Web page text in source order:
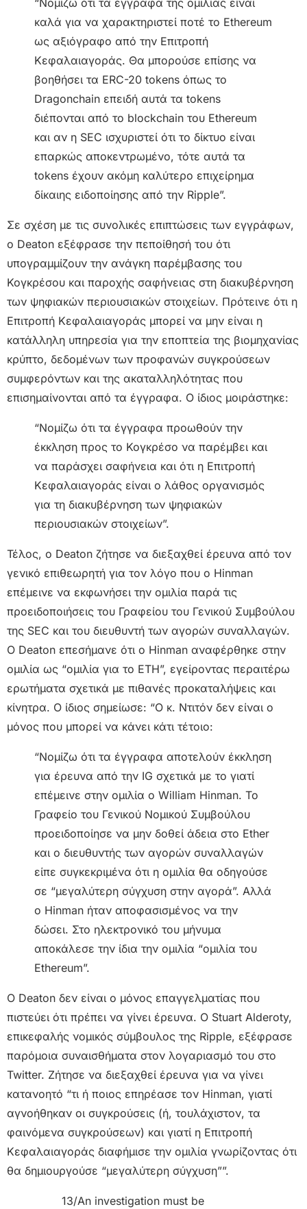
“Νομίζω ότι τα έγγραφα της ομιλίας είναι
καλά για να χαρακτηριστεί ποτέ το Ethereum
ως αξιόγραφο από την Επιτροπή
Κεφαλαιαγοράς. Θα μπορούσε επίσης να
βοηθήσει τα ERC-20 tokens όπως το
Dragonchain επειδή αυτά τα tokens
διέπονται από το blockchain του Ethereum
και αν η SEC ισχυριστεί ότι το δίκτυο είναι
επαρκώς αποκεντρωμένο, τότε αυτά τα
tokens έχουν ακόμη καλύτερο επιχείρημα
δίκαιης ειδοποίησης από την Ripple”.
Σε σχέση με τις συνολικές επιπτώσεις των εγγράφων,
ο Deaton εξέφρασε την πεποίθησή του ότι
υπογραμμίζουν την ανάγκη παρέμβασης του
Κογκρέσου και παροχής σαφήνειας στη διακυβέρνηση
των ψηφιακών περιουσιακών στοιχείων. Πρότεινε ότι η
Επιτροπή Κεφαλαιαγοράς μπορεί να μην είναι η
κατάλληλη υπηρεσία για την εποπτεία της βιομηχανίας
κρύπτο, δεδομένων των προφανών συγκρούσεων
συμφερόντων και της ακαταλληλότητας που
επισημαίνονται από τα έγγραφα. Ο ίδιος μοιράστηκε:
“Νομίζω ότι τα έγγραφα προωθούν την
έκκληση προς το Κογκρέσο να παρέμβει και
να παράσχει σαφήνεια και ότι η Επιτροπή
Κεφαλαιαγοράς είναι ο λάθος οργανισμός
για τη διακυβέρνηση των ψηφιακών
περιουσιακών στοιχείων”.
Τέλος, ο Deaton ζήτησε να διεξαχθεί έρευνα από τον
γενικό επιθεωρητή για τον λόγο που ο Hinman
επέμεινε να εκφωνήσει την ομιλία παρά τις
προειδοποιήσεις του Γραφείου του Γενικού Συμβούλου
της SEC και του διευθυντή των αγορών συναλλαγών.
Ο Deaton επεσήμανε ότι ο Hinman αναφέρθηκε στην
ομιλία ως “ομιλία για το ETH”, εγείροντας περαιτέρω
ερωτήματα σχετικά με πιθανές προκαταλήψεις και
κίνητρα. Ο ίδιος σημείωσε: “Ο κ. Ντιτόν δεν είναι ο
μόνος που μπορεί να κάνει κάτι τέτοιο:
“Νομίζω ότι τα έγγραφα αποτελούν έκκληση
για έρευνα από την IG σχετικά με το γιατί
επέμεινε στην ομιλία ο William Hinman. Το
Γραφείο του Γενικού Νομικού Συμβούλου
προειδοποίησε να μην δοθεί άδεια στο Ether
και ο διευθυντής των αγορών συναλλαγών
είπε συγκεκριμένα ότι η ομιλία θα οδηγούσε
σε “μεγαλύτερη σύγχυση στην αγορά”. Αλλά
ο Hinman ήταν αποφασισμένος να την
δώσει. Στο ηλεκτρονικό του μήνυμα
αποκάλεσε την ίδια την ομιλία “ομιλία του
Ethereum”.
Ο Deaton δεν είναι ο μόνος επαγγελματίας που
πιστεύει ότι πρέπει να γίνει έρευνα. Ο Stuart Alderoty,
επικεφαλής νομικός σύμβουλος της Ripple, εξέφρασε
παρόμοια συναισθήματα στον λογαριασμό του στο
Twitter. Ζήτησε να διεξαχθεί έρευνα για να γίνει
κατανοητό “τι ή ποιος επηρέασε τον Hinman, γιατί
αγνοήθηκαν οι συγκρούσεις (ή, τουλάχιστον, τα
φαινόμενα συγκρούσεων) και γιατί η Επιτροπή
Κεφαλαιαγοράς διαφήμισε την ομιλία γνωρίζοντας ότι
θα δημιουργούσε “μεγαλύτερη σύγχυση””.
13/An investigation must be